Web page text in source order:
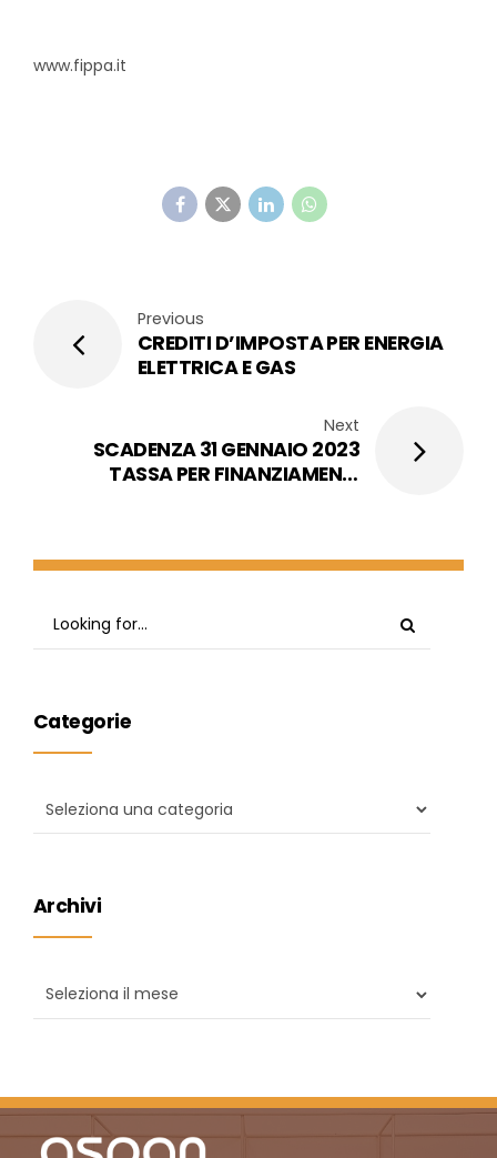
www.fippa.it
Previous
CREDITI D’IMPOSTA PER ENERGIA
ELETTRICA E GAS
Next
SCADENZA 31 GENNAIO 2023
TASSA PER FINANZIAMENTI
Categorie
Archivi